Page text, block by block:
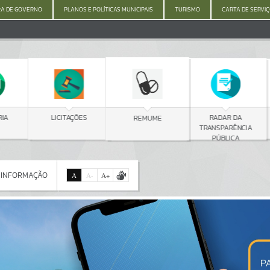
DE GOVERNO PLANOS E POLÍTICAS MUNICIPAIS TURISMO CARTA DE
LICITAÇÕES REMUME RADAR DA
TRANSPARÊNCIA
PÚBLICA
Por favor, aguarde...
A A- A+